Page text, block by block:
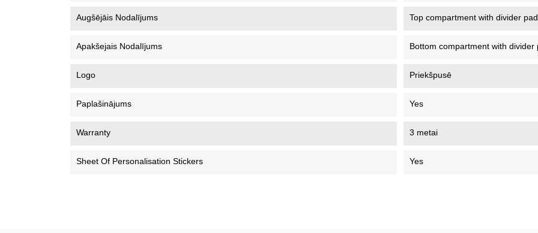
Augšējāis Nodalījums Top compartment with divider
Apakšejais Nodalījums Bottom compartment with divider
Logo Priekšpusē
Paplašinājums Yes
Warranty 3 metai
Sheet Of Personalisation Stickers Yes